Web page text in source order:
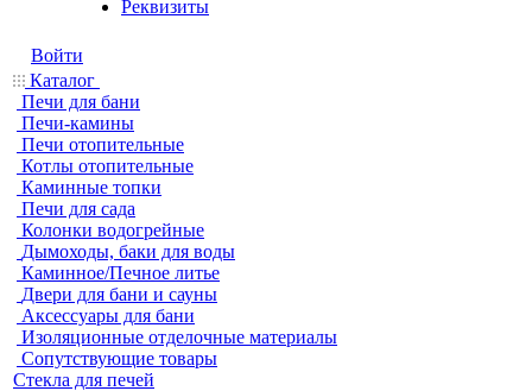
Реквизиты
Войти
Каталог
Печи для бани
Печи-камины
Печи отопительные
Котлы отопительные
Каминные топки
Печи для сада
Колонки водогрейные
Дымоходы, баки для воды
Каминное/Печное литье
Двери для бани и сауны
Аксессуары для бани
Изоляционные отделочные материалы
Сопутствующие товары
Стекла для печей